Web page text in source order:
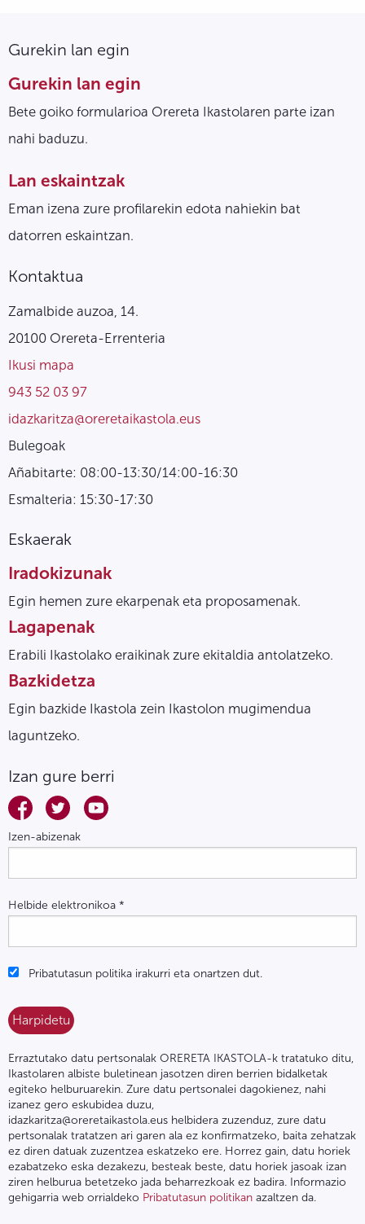
Gurekin lan egin
Gurekin lan egin
Bete goiko formularioa Orereta Ikastolaren parte izan
nahi baduzu.
Lan eskaintzak
Eman izena zure profilarekin edota nahiekin bat
datorren eskaintzan.
Kontaktua
Zamalbide auzoa, 14.
20100 Orereta-Errenteria
Ikusi mapa
943 52 03 97
idazkaritza@oreretaikastola.eus
Bulegoak
Añabitarte: 08:00-13:30/14:00-16:30
Esmalteria: 15:30-17:30
Eskaerak
Iradokizunak
Egin hemen zure ekarpenak eta proposamenak.
Lagapenak
Erabili Ikastolako eraikinak zure ekitaldia antolatzeko.
Bazkidetza
Egin bazkide Ikastola zein Ikastolon mugimendua
laguntzeko.
Izan gure berri
Izen-abizenak
Helbide elektronikoa *
Pribatutasun politika irakurri eta onartzen dut.
Erraztutako datu pertsonalak ORERETA IKASTOLA-k tratatuko ditu,
Ikastolaren albiste buletinean jasotzen diren berrien bidalketak
egiteko helburuarekin. Zure datu pertsonalei dagokienez, nahi
izanez gero eskubidea duzu,
idazkaritza@oreretaikastola.eus helbidera zuzenduz, zure datu
pertsonalak tratatzen ari garen ala ez konfirmatzeko, baita zehatzak
ez diren datuak zuzentzea eskatzeko ere. Horrez gain, datu horiek
ezabatzeko eska dezakezu, besteak beste, datu horiek jasoak izan
ziren helburua betetzeko jada beharrezkoak ez badira. Informazio
gehigarria web orrialdeko Pribatutasun politikan azaltzen da.